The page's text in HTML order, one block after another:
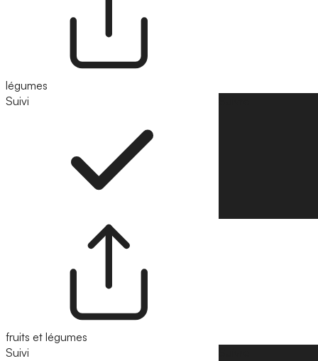
légumes
Suivi
fruits et légumes
Suivi